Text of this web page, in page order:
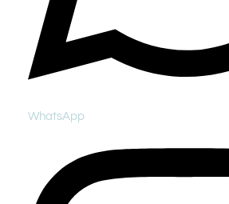
WhatsApp